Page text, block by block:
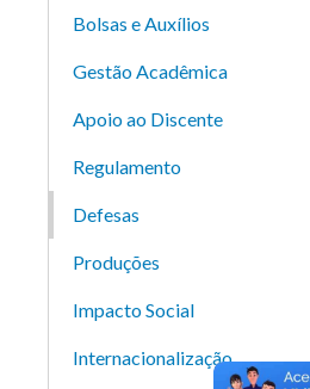
Bolsas e Auxílios
Gestão Acadêmica
Apoio ao Discente
Regulamento
Defesas
Produções
Impacto Social
Internacionalização